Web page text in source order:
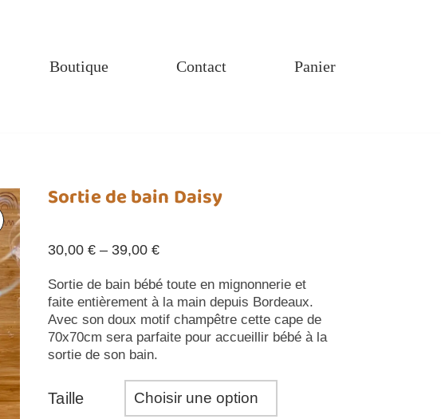
Boutique Contact Panier
Sortie de bain Daisy
30,00€ – 39,00€
Sortie de bain bébé toute en mignonnerie et
faite entièrement à la main depuis Bordeaux.
Avec son doux motif champêtre cette cape de
70x70cm sera parfaite pour accueillir bébé à la
sortie de son bain.
Taille